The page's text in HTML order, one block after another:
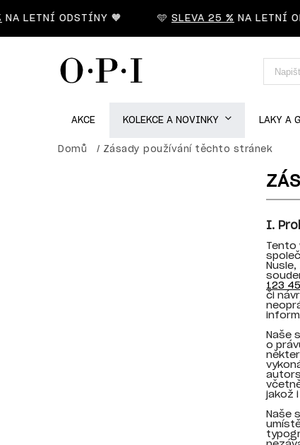
LETNÍ ODSTÍNY 🧡 🩵SLEVA 25 % NA LETNÍ
AKCE KOLEKCE A NOVINKY LAKY A
Domů / Zásady používání těchto stránek
I.
Tento
123
či
Naše
o
jakož
Naše